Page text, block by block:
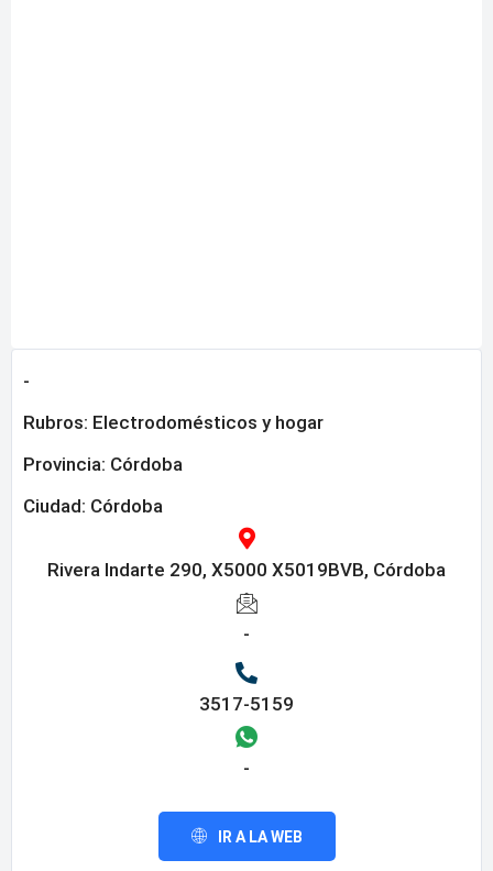
-
Rubros: Electrodomésticos y hogar
Provincia: Córdoba
Ciudad: Córdoba
Rivera Indarte 290, X5000 X5019BVB, Córdoba
-
3517-5159
-
IR A LA WEB